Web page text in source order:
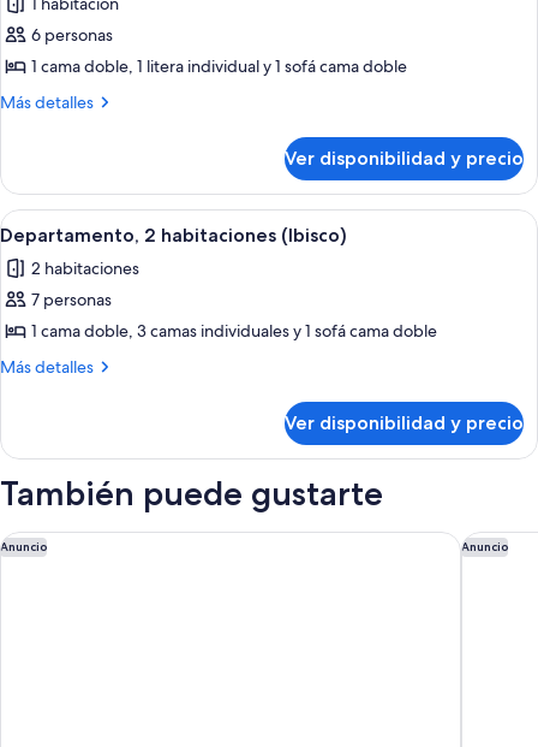
las
fotos
de
Departamento,
(Glicine)
6 personas
1 cama doble, 1 litera individual y 1 sofá cama doble
Más detalles
Más
1
habitación
(Glicine)
Ver disponibilidad y precio
Ver
todas
las
fotos
de
Departamento,
(Ibisco)
Habitación con dos camas, un
5
Departamento, 2 habitaciones (Ibisco)
2 habitaciones
7 personas
1 cama doble, 3 camas individuales y 1 sofá cama doble
Más detalles
Más
2
(Ibisco)
Ver disponibilidad y precio
También puede gustarte
Anuncio
Hotel Acquadolce Anuncio
QC